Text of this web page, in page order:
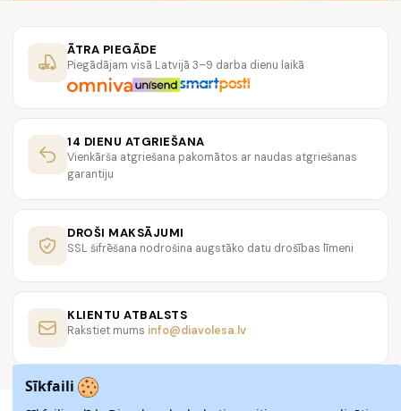
ĀTRA PIEGĀDE
Piegādājam visā Latvijā 3–9 darba dienu laikā
14 DIENU ATGRIEŠANA
Vienkārša atgriešana pakomātos ar naudas atgriešanas
garantiju
DROŠI MAKSĀJUMI
SSL šifrēšana nodrošina augstāko datu drošības līmeni
KLIENTU ATBALSTS
Rakstiet mums info@diavolesa.lv
Sīkfaili